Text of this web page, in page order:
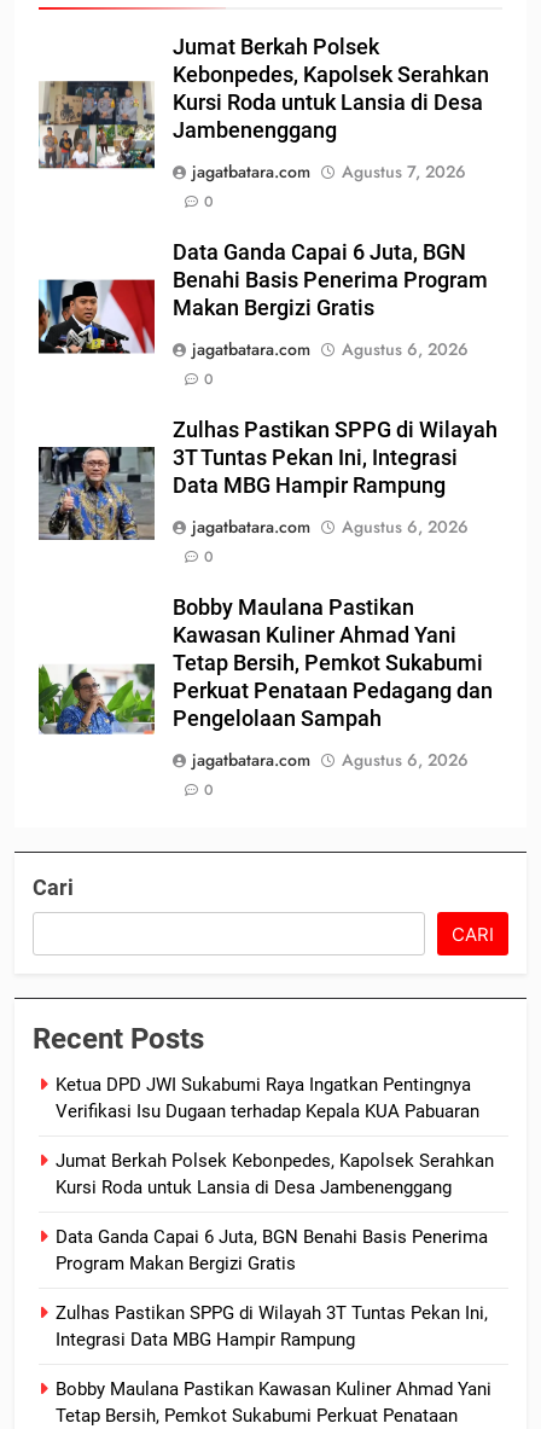
Jumat Berkah Polsek
Kebonpedes, Kapolsek Serahkan
Kursi Roda untuk Lansia di Desa
Jambenenggang
jagatbatara.com
Agustus 7, 2026
0
Data Ganda Capai 6 Juta, BGN
Benahi Basis Penerima Program
Makan Bergizi Gratis
jagatbatara.com
Agustus 6, 2026
0
Zulhas Pastikan SPPG di Wilayah
3T Tuntas Pekan Ini, Integrasi
Data MBG Hampir Rampung
jagatbatara.com
Agustus 6, 2026
0
Bobby Maulana Pastikan
Kawasan Kuliner Ahmad Yani
Tetap Bersih, Pemkot Sukabumi
Perkuat Penataan Pedagang dan
Pengelolaan Sampah
jagatbatara.com
Agustus 6, 2026
0
Cari
CARI
Recent Posts
Ketua DPD JWI Sukabumi Raya Ingatkan Pentingnya
Verifikasi Isu Dugaan terhadap Kepala KUA Pabuaran
Jumat Berkah Polsek Kebonpedes, Kapolsek Serahkan
Kursi Roda untuk Lansia di Desa Jambenenggang
Data Ganda Capai 6 Juta, BGN Benahi Basis Penerima
Program Makan Bergizi Gratis
Zulhas Pastikan SPPG di Wilayah 3T Tuntas Pekan Ini,
Integrasi Data MBG Hampir Rampung
Bobby Maulana Pastikan Kawasan Kuliner Ahmad Yani
Tetap Bersih, Pemkot Sukabumi Perkuat Penataan